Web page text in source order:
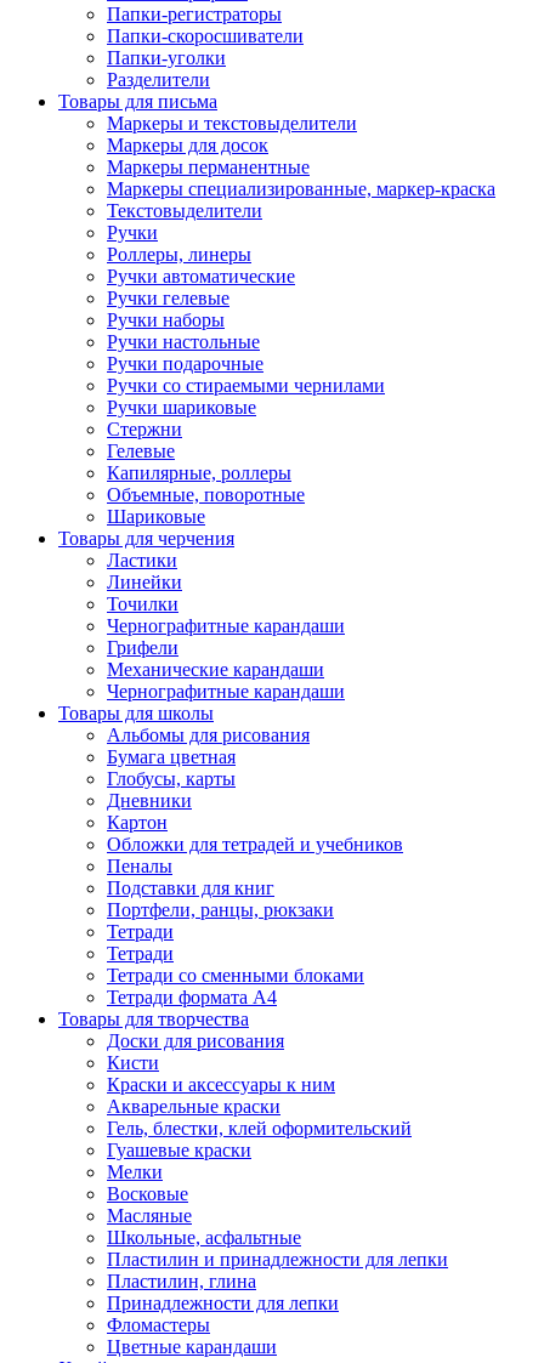
Папки-регистраторы
Папки-скоросшиватели
Папки-уголки
Разделители
Товары для письма
Маркеры и текстовыделители
Маркеры для досок
Маркеры перманентные
Маркеры специализированные, маркер-краска
Текстовыделители
Ручки
Роллеры, линеры
Ручки автоматические
Ручки гелевые
Ручки наборы
Ручки настольные
Ручки подарочные
Ручки со стираемыми чернилами
Ручки шариковые
Стержни
Гелевые
Капилярные, роллеры
Объемные, поворотные
Шариковые
Товары для черчения
Ластики
Линейки
Точилки
Чернографитные карандаши
Грифели
Механические карандаши
Чернографитные карандаши
Товары для школы
Альбомы для рисования
Бумага цветная
Глобусы, карты
Дневники
Картон
Обложки для тетрадей и учебников
Пеналы
Подставки для книг
Портфели, ранцы, рюкзаки
Тетради
Тетради
Тетради со сменными блоками
Тетради формата А4
Товары для творчества
Доски для рисования
Кисти
Краски и аксессуары к ним
Акварельные краски
Гель, блестки, клей оформительский
Гуашевые краски
Мелки
Восковые
Масляные
Школьные, асфальтные
Пластилин и принадлежности для лепки
Пластилин, глина
Принадлежности для лепки
Фломастеры
Цветные карандаши